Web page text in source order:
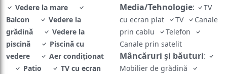
Vedere la mare
Balcon
Vedere la
grădină
Vedere la
piscină
Piscină cu
vedere
Aer condiţionat
Patio
TV cu ecran
Media/Tehnologie:
TV
cu ecran plat
TV
Canale
prin cablu
Telefon
Canale prin satelit
Mâncăruri și băuturi:
Mobilier de grădină